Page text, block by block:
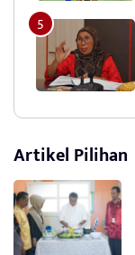
Artikel Pilihan